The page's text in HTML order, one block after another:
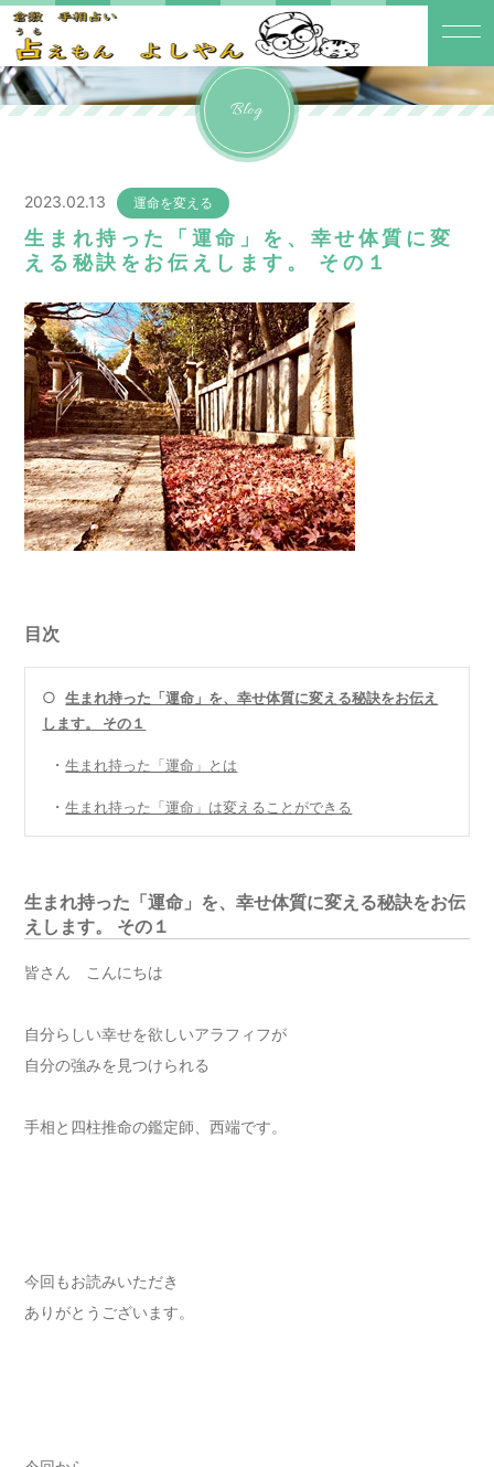
Blog
2023.02.13 運命を変える
生まれ持った「運命」を、幸せ体質に変
える秘訣をお伝えします。 その１
目次
○生まれ持った「運命」を、幸せ体質に変える秘訣をお伝え
します。 その１
・生まれ持った「運命」とは
・生まれ持った「運命」は変えることができる
生まれ持った「運命」を、幸せ体質に変える秘訣をお伝
えします。 その１
皆さん こんにちは
自分らしい幸せを欲しいアラフィフが
自分の強みを見つけられる
手相と四柱推命の鑑定師、西端です。
今回もお読みいただき
ありがとうございます。